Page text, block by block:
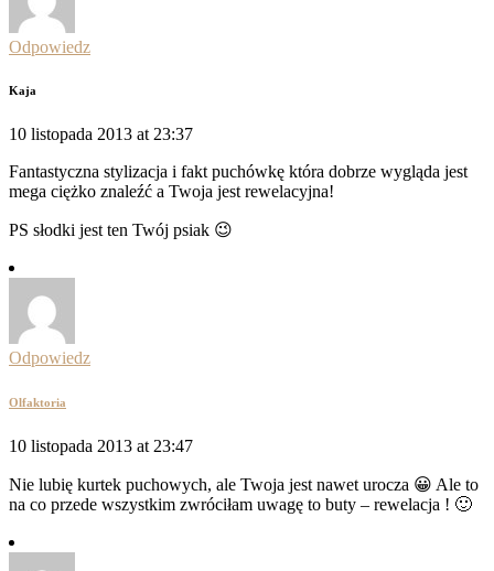
Odpowiedz
Kaja
10 listopada 2013 at 23:37
Fantastyczna stylizacja i fakt puchówkę która dobrze wygląda jest
mega ciężko znaleźć a Twoja jest rewelacyjna!
PS słodki jest ten Twój psiak 😉
Odpowiedz
Olfaktoria
10 listopada 2013 at 23:47
Nie lubię kurtek puchowych, ale Twoja jest nawet urocza 😀 Ale to
na co przede wszystkim zwróciłam uwagę to buty – rewelacja ! 🙂